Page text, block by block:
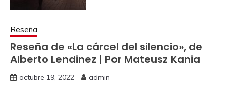
Reseña
Reseña de «La cárcel del silencio», de
Alberto Lendinez | Por Mateusz Kania
octubre 19, 2022 admin